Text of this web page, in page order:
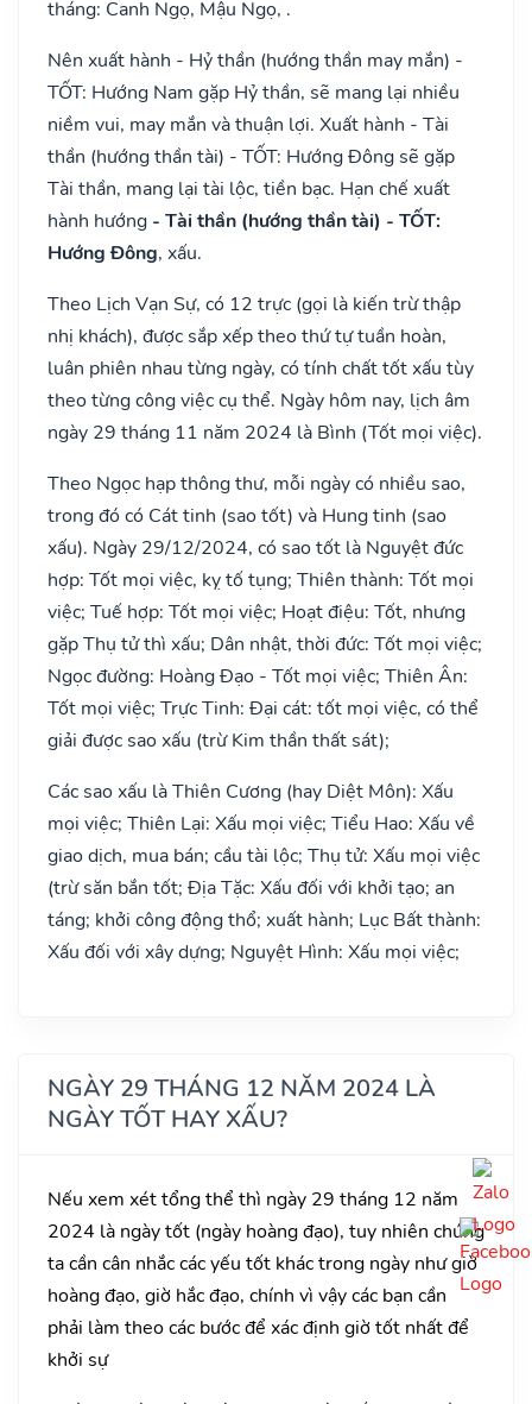
tháng: Canh Ngọ, Mậu Ngọ, .
Nên xuất hành - Hỷ thần (hướng thần may mắn) -
TỐT: Hướng Nam gặp Hỷ thần, sẽ mang lại nhiều
niềm vui, may mắn và thuận lợi. Xuất hành - Tài
thần (hướng thần tài) - TỐT: Hướng Đông sẽ gặp
Tài thần, mang lại tài lộc, tiền bạc. Hạn chế xuất
hành hướng - Tài thần (hướng thần tài) - TỐT:
Hướng Đông, xấu.
Theo Lịch Vạn Sự, có 12 trực (gọi là kiến trừ thập
nhị khách), được sắp xếp theo thứ tự tuần hoàn,
luân phiên nhau từng ngày, có tính chất tốt xấu tùy
theo từng công việc cụ thể. Ngày hôm nay, lịch âm
ngày 29 tháng 11 năm 2024 là Bình (Tốt mọi việc).
Theo Ngọc hạp thông thư, mỗi ngày có nhiều sao,
trong đó có Cát tinh (sao tốt) và Hung tinh (sao
xấu). Ngày 29/12/2024, có sao tốt là Nguyệt đức
hợp: Tốt mọi việc, kỵ tố tụng; Thiên thành: Tốt mọi
việc; Tuế hợp: Tốt mọi việc; Hoạt điệu: Tốt, nhưng
gặp Thụ tử thì xấu; Dân nhật, thời đức: Tốt mọi việc;
Ngọc đường: Hoàng Đạo - Tốt mọi việc; Thiên Ân:
Tốt mọi việc; Trực Tinh: Đại cát: tốt mọi việc, có thể
giải được sao xấu (trừ Kim thần thất sát);
Các sao xấu là Thiên Cương (hay Diệt Môn): Xấu
mọi việc; Thiên Lại: Xấu mọi việc; Tiểu Hao: Xấu về
giao dịch, mua bán; cầu tài lộc; Thụ tử: Xấu mọi việc
(trừ săn bắn tốt; Địa Tặc: Xấu đối với khởi tạo; an
táng; khởi công động thổ; xuất hành; Lục Bất thành:
Xấu đối với xây dựng; Nguyệt Hình: Xấu mọi việc;
NGÀY 29 THÁNG 12 NĂM 2024 LÀ
NGÀY TỐT HAY XẤU?
Nếu xem xét tổng thể thì ngày 29 tháng 12 năm
2024 là ngày tốt (ngày hoàng đạo), tuy nhiên chúng
ta cần cân nhắc các yếu tốt khác trong ngày như giờ
hoàng đạo, giờ hắc đạo, chính vì vậy các bạn cần
phải làm theo các bước để xác định giờ tốt nhất để
khởi sự